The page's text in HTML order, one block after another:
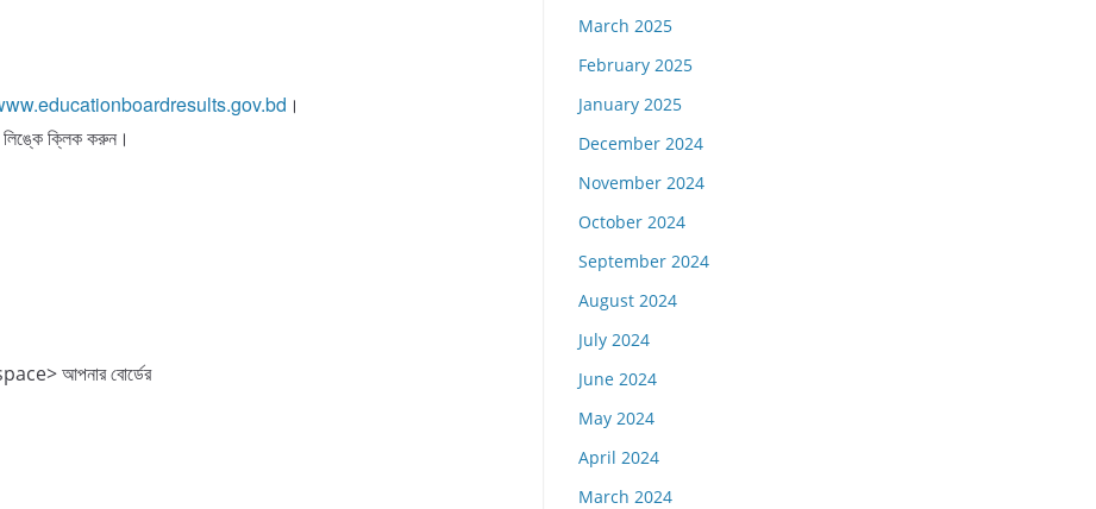
।
লিঙ্কে ক্লিক করুন।
আপনার বোর্ডের
March 2025
February 2025
January 2025
December 2024
November 2024
October 2024
September 2024
August 2024
July 2024
June 2024
May 2024
April 2024
March 2024